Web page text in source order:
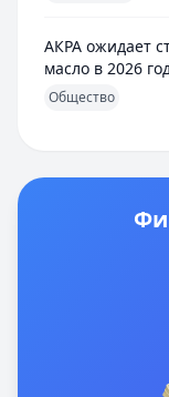
АКРА ожидает
масло в 2026
Общество